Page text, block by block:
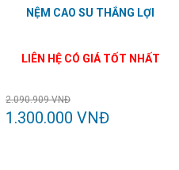
NỆM CAO SU THẮNG LỢI
LIÊN HỆ CÓ GIÁ TỐT NHẤT
2.090.909 VNĐ
1.300.000 VNĐ